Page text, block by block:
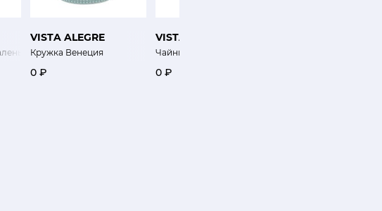
истории 2 шт.
VISTA ALEGRE
Кружка Венеция
0 ₽
VISTA ALEGRE
Чайник Маленькие истории
0 ₽